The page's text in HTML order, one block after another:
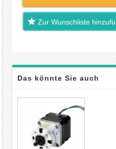
Zur Wunschliste
Das könnte Sie auch
interessieren